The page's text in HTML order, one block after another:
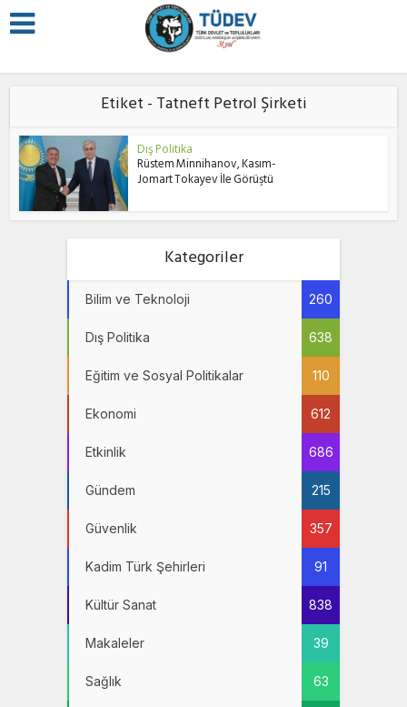
Etiket - Tatneft Petrol Şirketi
Dış Politika
Rüstem Minnihanov, Kasım-
Jomart Tokayev İle Görüştü
Kategoriler
Bilim ve Teknoloji 260
Dış Politika 638
Eğitim ve Sosyal Politikalar 110
Ekonomi 612
Etkinlik 686
Gündem 215
Güvenlik 357
Kadim Türk Şehirleri 91
Kültür Sanat 838
Makaleler 39
Sağlık 63